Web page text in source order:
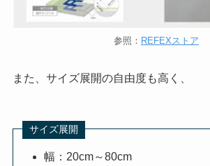
参照： REFEXストア
また、サイズ展開の自由度も高く、
サイズ展開
幅：20cm～80cm